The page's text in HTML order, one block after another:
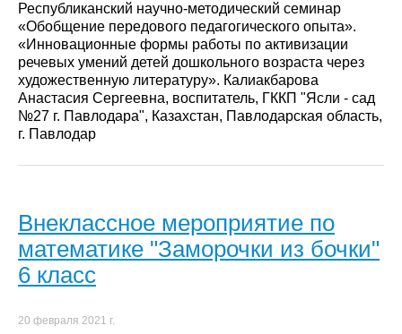
Республиканский научно-методический семинар
«Обобщение передового педагогического опыта».
«Инновационные формы работы по активизации
речевых умений детей дошкольного возраста через
художественную литературу». Калиакбарова
Анастасия Сергеевна, воспитатель, ГККП "Ясли - сад
№27 г. Павлодара", Казахстан, Павлодарская область,
г. Павлодар
Внеклассное мероприятие по
математике "Заморочки из бочки"
6 класс
20 февраля 2021 г.